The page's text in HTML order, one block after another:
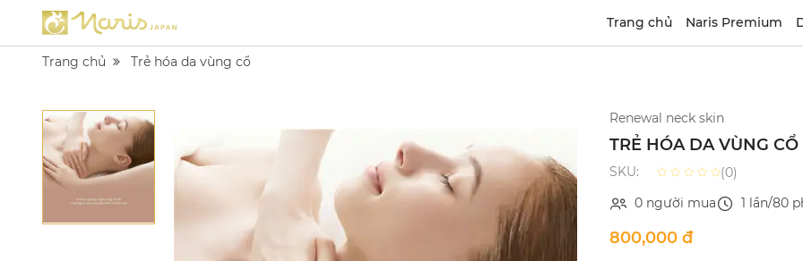
Trang chủ Naris Premium
Trang chủ Trẻ hóa da vùng cổ
Renewal neck skin
TRẺ HÓA DA VÙNG CỔ
SKU:
(0)
0 người mua
1 lần/80
800,000 đ